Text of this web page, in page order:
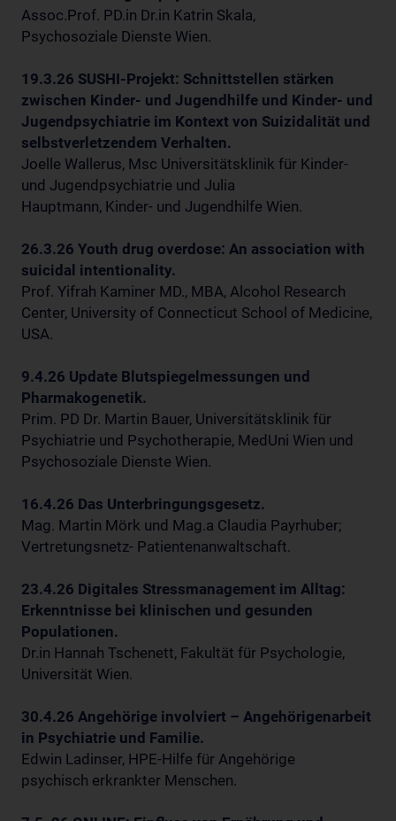
Assoc.Prof. PD.in Dr.in Katrin Skala,
Psychosoziale Dienste Wien.
19.3.26 SUSHI-Projekt: Schnittstellen stärken
zwischen Kinder- und Jugendhilfe und Kinder- und
Jugendpsychiatrie im Kontext von Suizidalität und
selbstverletzendem Verhalten.
Joelle Wallerus, Msc Universitätsklinik für Kinder-
und Jugendpsychiatrie und Julia
Hauptmann, Kinder- und Jugendhilfe Wien.
26.3.26 Youth drug overdose: An association with
suicidal intentionality.
Prof. Yifrah Kaminer MD., MBA, Alcohol Research
Center, University of Connecticut School of Medicine,
USA.
9.4.26 Update Blutspiegelmessungen und
Pharmakogenetik.
Prim. PD Dr. Martin Bauer, Universitätsklinik für
Psychiatrie und Psychotherapie, MedUni Wien und
Psychosoziale Dienste Wien.
16.4.26 Das Unterbringungsgesetz.
Mag. Martin Mörk und Mag.a Claudia Payrhuber;
Vertretungsnetz- Patientenanwaltschaft.
23.4.26 Digitales Stressmanagement im Alltag:
Erkenntnisse bei klinischen und gesunden
Populationen.
Dr.in Hannah Tschenett, Fakultät für Psychologie,
Universität Wien.
30.4.26 Angehörige involviert – Angehörigenarbeit
in Psychiatrie und Familie.
Edwin Ladinser, HPE-Hilfe für Angehörige
psychisch erkrankter Menschen.